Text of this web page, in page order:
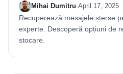
Mihai Dumitru·April 17, 2025
Recuperează mesajele șterse
experte. Descoperă opțiuni de
stocare.